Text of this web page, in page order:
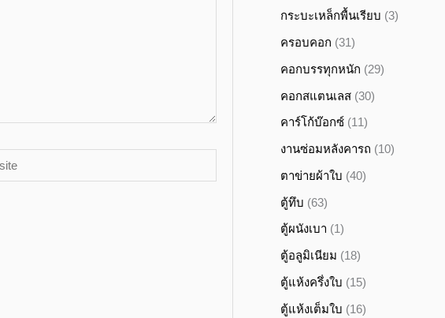
กระบะเหล็กพื้นเรียบ (3)
ครอบคอก (31)
คอกบรรทุกหนัก (29)
คอกสแตนเลส (30)
คาร์โก้บ๊อกซ์ (11)
งานซ่อมหลังคารถ (10)
ตาข่ายผ้าใบ (40)
ตู้ทึบ (63)
ตู้ผนังเบา (1)
ตู้อลูมิเนียม (18)
ตู้แห้งครึ่งใบ (15)
ตู้แห้งเต็มใบ (16)